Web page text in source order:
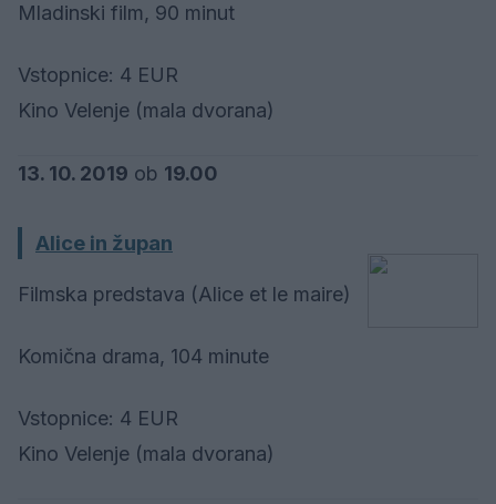
Mladinski film, 90 minut
Vstopnice: 4 EUR
Kino Velenje (mala dvorana)
13. 10. 2019 ob 19.00
Alice in župan
Filmska predstava (Alice et le maire)
Komična drama, 104 minute
Vstopnice: 4 EUR
Kino Velenje (mala dvorana)